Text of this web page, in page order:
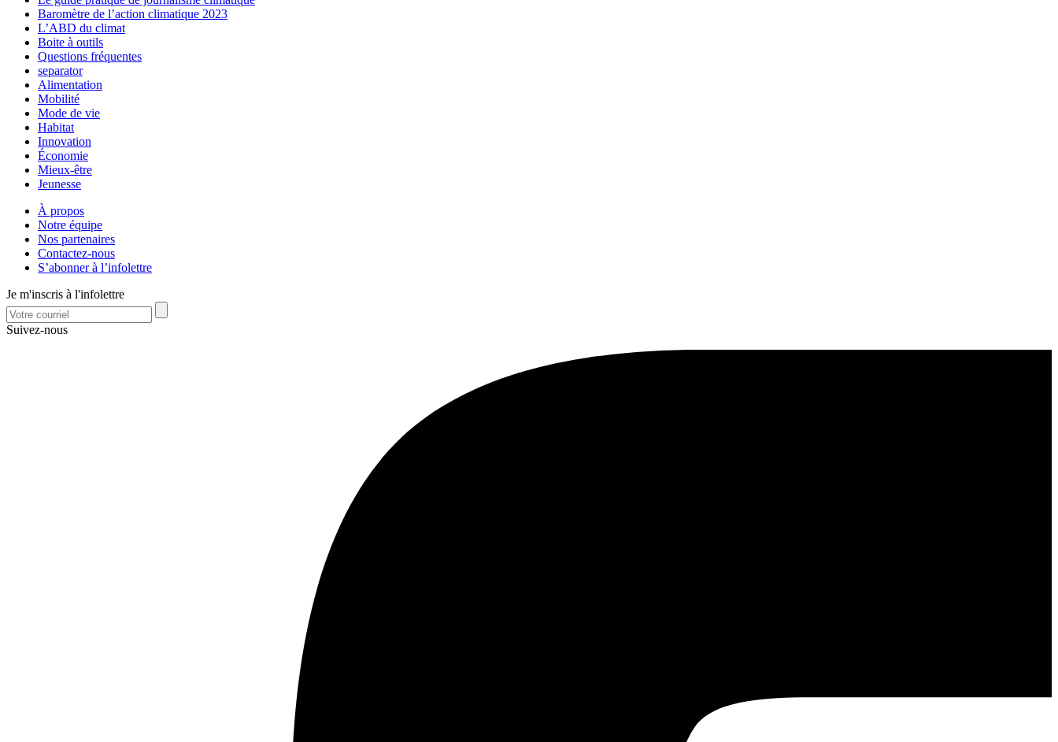
Baromètre de l’action climatique 2023
L’ABD du climat
Boite à outils
Questions fréquentes
separator
Alimentation
Mobilité
Mode de vie
Habitat
Innovation
Économie
Mieux-être
Jeunesse
À propos
Notre équipe
Nos partenaires
Contactez-nous
S’abonner à l’infolettre
Je m'inscris à l'infolettre
Suivez-nous